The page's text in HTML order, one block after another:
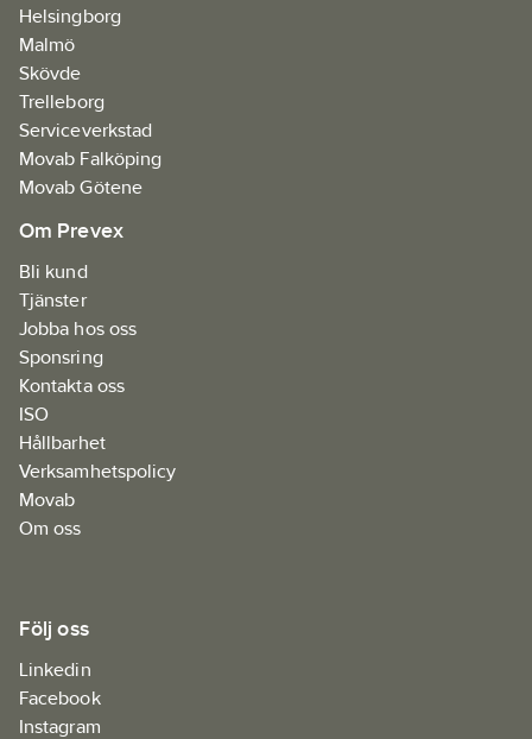
Helsingborg
Malmö
Skövde
Trelleborg
Serviceverkstad
Movab Falköping
Movab Götene
Om Prevex
Bli kund
Tjänster
Jobba hos oss
Sponsring
Kontakta oss
ISO
Hållbarhet
Verksamhetspolicy
Movab
Om oss
Följ oss
Linkedin
Facebook
Instagram